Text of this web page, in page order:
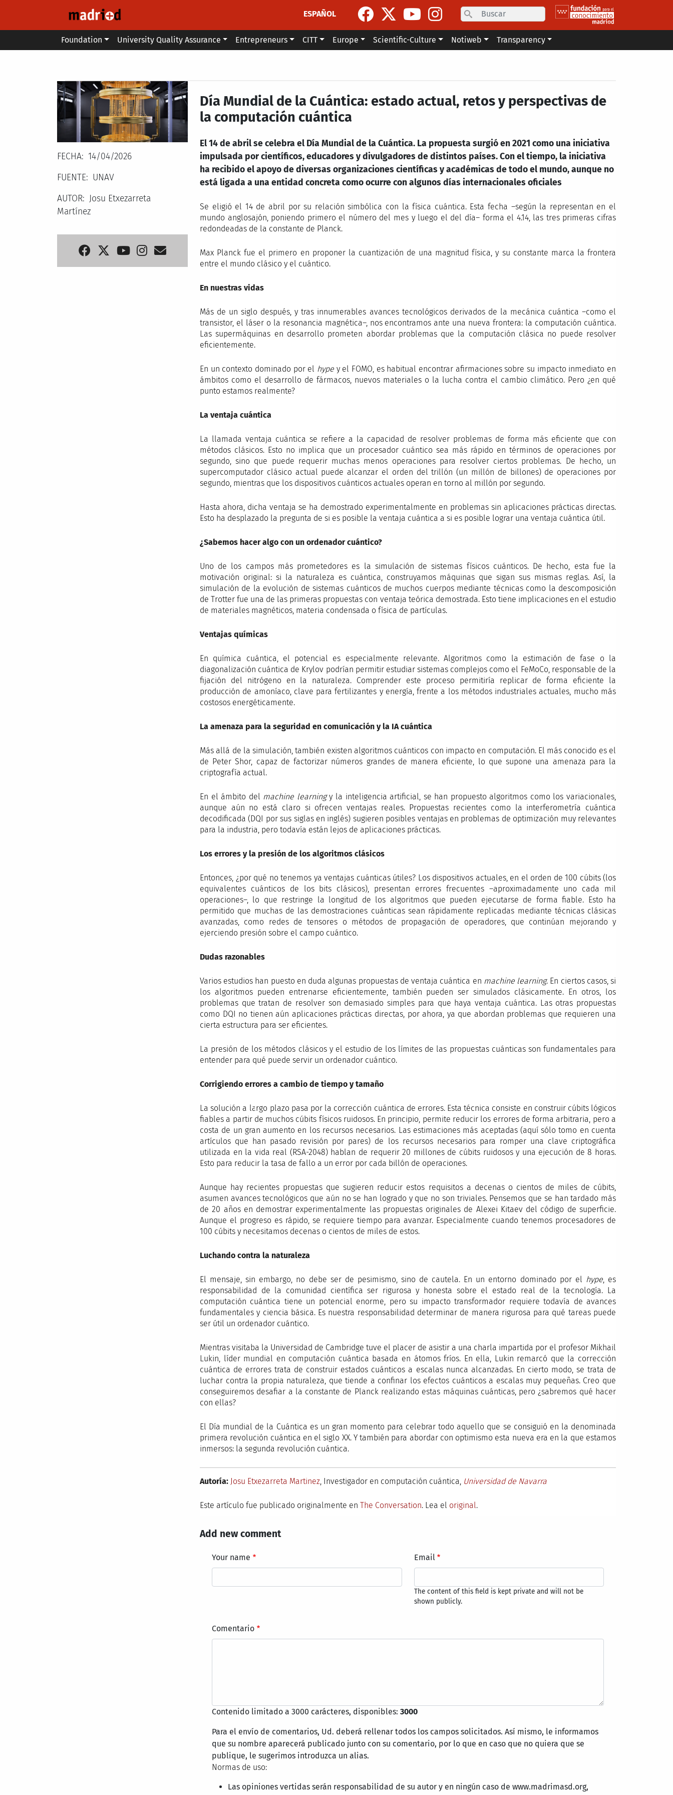
ESPAÑOL
Search
Main menu
Foundation University Quality Assurance Entrepreneurs CITT Europe Scientific-Culture Notiweb Transparency
FECHA
14/04/2026
FUENTE
UNAV
AUTOR
Josu Etxezarreta
Martínez
Día Mundial de la Cuántica: estado actual, retos y perspectivas de
la computación cuántica
El 14 de abril se celebra el Día Mundial de la Cuántica. La propuesta surgió en 2021 como una iniciativa
impulsada por científicos, educadores y divulgadores de distintos países. Con el tiempo, la iniciativa
ha recibido el apoyo de diversas organizaciones científicas y académicas de todo el mundo, aunque no
está ligada a una entidad concreta como ocurre con algunos días internacionales oficiales
Se eligió el 14 de abril por su relación simbólica con la física cuántica. Esta fecha –según la representan en el
mundo anglosajón, poniendo primero el número del mes y luego el del día– forma el 4.14, las tres primeras cifras
redondeadas de la constante de Planck.
Max Planck fue el primero en proponer la cuantización de una magnitud física, y su constante marca la frontera
entre el mundo clásico y el cuántico.
En nuestras vidas
Más de un siglo después, y tras innumerables avances tecnológicos derivados de la mecánica cuántica –como el
transistor, el láser o la resonancia magnética–, nos encontramos ante una nueva frontera: la computación cuántica.
Las supermáquinas en desarrollo prometen abordar problemas que la computación clásica no puede resolver
eficientemente.
En un contexto dominado por el hype y el FOMO, es habitual encontrar afirmaciones sobre su impacto inmediato en
ámbitos como el desarrollo de fármacos, nuevos materiales o la lucha contra el cambio climático. Pero ¿en qué
punto estamos realmente?
La ventaja cuántica
La llamada ventaja cuántica se refiere a la capacidad de resolver problemas de forma más eficiente que con
métodos clásicos. Esto no implica que un procesador cuántico sea más rápido en términos de operaciones por
segundo, sino que puede requerir muchas menos operaciones para resolver ciertos problemas. De hecho, un
supercomputador clásico actual puede alcanzar el orden del trillón (un millón de billones) de operaciones por
segundo, mientras que los dispositivos cuánticos actuales operan en torno al millón por segundo.
Hasta ahora, dicha ventaja se ha demostrado experimentalmente en problemas sin aplicaciones prácticas directas.
Esto ha desplazado la pregunta de si es posible la ventaja cuántica a si es posible lograr una ventaja cuántica útil.
¿Sabemos hacer algo con un ordenador cuántico?
Uno de los campos más prometedores es la simulación de sistemas físicos cuánticos. De hecho, esta fue la
motivación original: si la naturaleza es cuántica, construyamos máquinas que sigan sus mismas reglas. Así, la
simulación de la evolución de sistemas cuánticos de muchos cuerpos mediante técnicas como la descomposición
de Trotter fue una de las primeras propuestas con ventaja teórica demostrada. Esto tiene implicaciones en el estudio
de materiales magnéticos, materia condensada o física de partículas.
Ventajas químicas
En química cuántica, el potencial es especialmente relevante. Algoritmos como la estimación de fase o la
diagonalización cuántica de Krylov podrían permitir estudiar sistemas complejos como el FeMoCo, responsable de la
fijación del nitrógeno en la naturaleza. Comprender este proceso permitiría replicar de forma eficiente la
producción de amoníaco, clave para fertilizantes y energía, frente a los métodos industriales actuales, mucho más
costosos energéticamente.
La amenaza para la seguridad en comunicación y la IA cuántica
Más allá de la simulación, también existen algoritmos cuánticos con impacto en computación. El más conocido es el
de Peter Shor, capaz de factorizar números grandes de manera eficiente, lo que supone una amenaza para la
criptografía actual.
En el ámbito del machine learningy la inteligencia artificial, se han propuesto algoritmos como los variacionales,
aunque aún no está claro si ofrecen ventajas reales. Propuestas recientes como la interferometría cuántica
decodificada (DQI por sus siglas en inglés) sugieren posibles ventajas en problemas de optimización muy relevantes
para la industria, pero todavía están lejos de aplicaciones prácticas.
Los errores y la presión de los algoritmos clásicos
Entonces, ¿por qué no tenemos ya ventajas cuánticas útiles? Los dispositivos actuales, en el orden de 100 cúbits (los
equivalentes cuánticos de los bits clásicos), presentan errores frecuentes –aproximadamente uno cada mil
operaciones–, lo que restringe la longitud de los algoritmos que pueden ejecutarse de forma fiable. Esto ha
permitido que muchas de las demostraciones cuánticas sean rápidamente replicadas mediante técnicas clásicas
avanzadas, como redes de tensores o métodos de propagación de operadores, que continúan mejorando y
ejerciendo presión sobre el campo cuántico.
Dudas razonables
Varios estudios han puesto en duda algunas propuestas de ventaja cuántica en machine learning. En ciertos casos, si
los algoritmos pueden entrenarse eficientemente, también pueden ser simulados clásicamente. En otros, los
problemas que tratan de resolver son demasiado simples para que haya ventaja cuántica. Las otras propuestas
como DQI no tienen aún aplicaciones prácticas directas, por ahora, ya que abordan problemas que requieren una
cierta estructura para ser eficientes.
La presión de los métodos clásicos y el estudio de los límites de las propuestas cuánticas son fundamentales para
entender para qué puede servir un ordenador cuántico.
Corrigiendo errores a cambio de tiempo y tamaño
La solución a largo plazo pasa por la corrección cuántica de errores. Esta técnica consiste en construir cúbits lógicos
fiables a partir de muchos cúbits físicos ruidosos. En principio, permite reducir los errores de forma arbitraria, pero a
costa de un gran aumento en los recursos necesarios. Las estimaciones más aceptadas (aquí sólo tomo en cuenta
artículos que han pasado revisión por pares) de los recursos necesarios para romper una clave criptográfica
utilizada en la vida real (RSA-2048) hablan de requerir 20 millones de cúbits ruidosos y una ejecución de 8 horas.
Esto para reducir la tasa de fallo a un error por cada billón de operaciones.
Aunque hay recientes propuestas que sugieren reducir estos requisitos a decenas o cientos de miles de cúbits,
asumen avances tecnológicos que aún no se han logrado y que no son triviales. Pensemos que se han tardado más
de 20 años en demostrar experimentalmente las propuestas originales de Alexei Kitaev del código de superficie.
Aunque el progreso es rápido, se requiere tiempo para avanzar. Especialmente cuando tenemos procesadores de
100 cúbits y necesitamos decenas o cientos de miles de estos.
Luchando contra la naturaleza
El mensaje, sin embargo, no debe ser de pesimismo, sino de cautela. En un entorno dominado por el hype, es
responsabilidad de la comunidad científica ser rigurosa y honesta sobre el estado real de la tecnología. La
computación cuántica tiene un potencial enorme, pero su impacto transformador requiere todavía de avances
fundamentales y ciencia básica. Es nuestra responsabilidad determinar de manera rigurosa para qué tareas puede
ser útil un ordenador cuántico.
Mientras visitaba la Universidad de Cambridge tuve el placer de asistir a una charla impartida por el profesor Mikhail
Lukin, líder mundial en computación cuántica basada en átomos fríos. En ella, Lukin remarcó que la corrección
cuántica de errores trata de construir estados cuánticos a escalas nunca alcanzadas. En cierto modo, se trata de
luchar contra la propia naturaleza, que tiende a confinar los efectos cuánticos a escalas muy pequeñas. Creo que
conseguiremos desafiar a la constante de Planck realizando estas máquinas cuánticas, pero ¿sabremos qué hacer
con ellas?
El Día mundial de la Cuántica es un gran momento para celebrar todo aquello que se consiguió en la denominada
primera revolución cuántica en el siglo XX. Y también para abordar con optimismo esta nueva era en la que estamos
inmersos: la segunda revolución cuántica.
Autoría: Josu Etxezarreta Martinez, Investigador en computación cuántica, Universidad de Navarra
Este artículo fue publicado originalmente en The Conversation. Lea el original.
Add new comment
Your name Email
The content of this field is kept private and will not be
shown publicly.
Comentario
Contenido limitado a 3000 carácteres, disponibles: 3000
Para el envío de comentarios, Ud. deberá rellenar todos los campos solicitados. Así mismo, le informamos
que su nombre aparecerá publicado junto con su comentario, por lo que en caso que no quiera que se
publique, le sugerimos introduzca un alias.
Normas de uso:
Las opiniones vertidas serán responsabilidad de su autor y en ningún caso de www.madrimasd.org,